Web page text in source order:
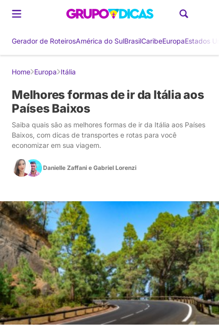
Gerador de RoteirosAmérica do SulBrasilCaribeEuropaEstados
Home Europa Itália
Melhores formas de ir da Itália aos
Países Baixos
Saiba quais são as melhores formas de ir da Itália aos Países
Baixos, com dicas de transportes e rotas para você
economizar em sua viagem.
Danielle Zaffani e Gabriel Lorenzi